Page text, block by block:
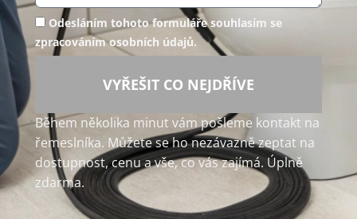
Odesláním tohoto formuláře souhlasím se
zpracováním osobních údajů.
VYŘEŠIT CO NEJDŘÍVE
Během několika minut vám pošleme kontakt na
řemeslníka. Můžete se ho nezávazně zeptat na
dostupnost, cenu a vše, co vás zajímá. Úplně
zdarma.